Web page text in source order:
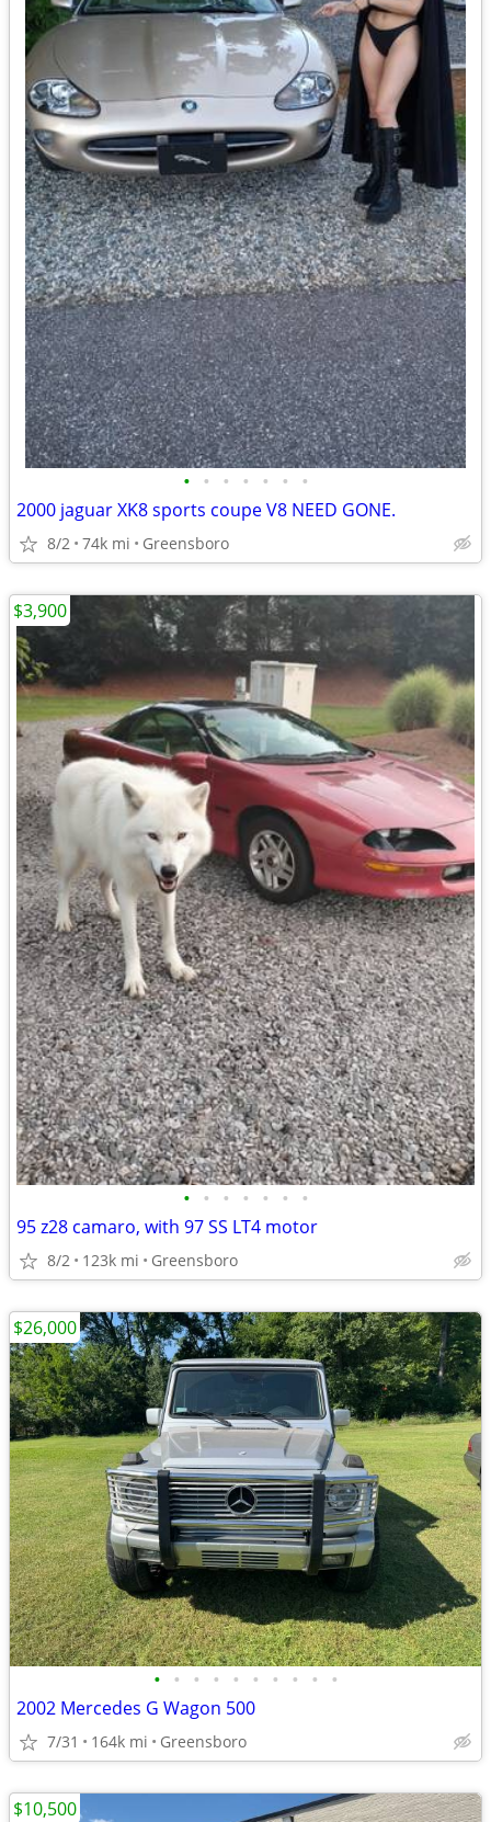
• • • • • • •
2000 jaguar XK8 sports coupe V8 NEED GONE.
8/2 74k mi Greensboro
• • • • • • •
95 z28 camaro, with 97 SS LT4 motor
8/2 123k mi Greensboro
$3,900
• • • • • • • • • •
2002 Mercedes G Wagon 500
7/31 164k mi Greensboro
$26,000
$10,500